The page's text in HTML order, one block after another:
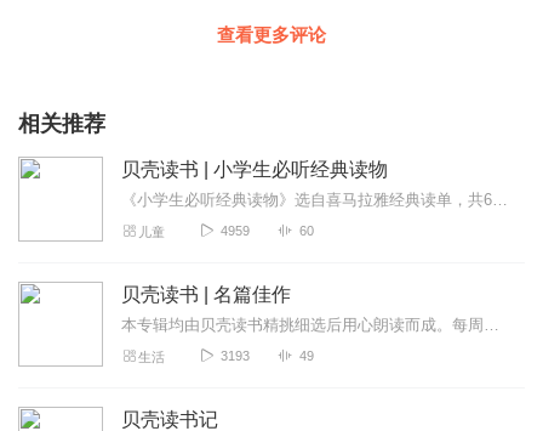
查看更多评论
相关推荐
贝壳读书 | 小学生必听经典读物
《小学生必听经典读物》选自喜马拉雅经典读单，共60篇。很适合小学低年级以下孩子们收听。专辑中涵盖：《豌豆公主》《狼来了》等经典童话故事，诗歌《咏柳》《蒹葭》，成...
儿童 4959 60
贝壳读书 | 名篇佳作
本专辑均由贝壳读书精挑细选后用心朗读而成。每周至少更新三篇～这里有鲁迅、老舍、冰心、王小波、汪曾祺、季羡林萧红、林语堂、郁达夫等等您喜欢的名人佳作都在这里～尤其...
生活 3193 49
贝壳读书记